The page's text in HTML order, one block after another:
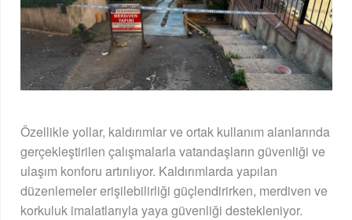
Özellikle yollar, kaldırımlar ve ortak kullanım alanlarında
gerçekleştirilen çalışmalarla vatandaşların güvenliği ve
ulaşım konforu artırılıyor. Kaldırımlarda yapılan
düzenlemeler erişilebilirliği güçlendirirken, merdiven ve
korkuluk imalatlarıyla yaya güvenliği destekleniyor.